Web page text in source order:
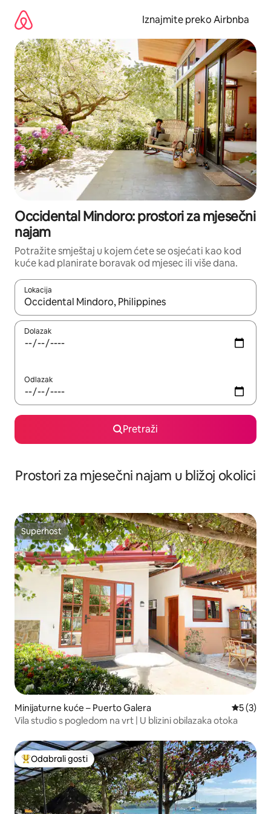
sadržaj
Iznajmite preko Airbnba
Occidental Mindoro: prostori za mjesečni
najam
Potražite smještaj u kojem ćete se osjećati kao kod
kuće kad planirate boravak od mjesec ili više dana.
Lokacija
Kada budu dostupni rezultati, moći ćete ih pregledati
Dolazak
Odlazak
Pretraži
Prostori za mjesečni najam u bližoj okolici
Superhost
Superhost
Minijaturne kuće – Puerto Galera
5 (3)
Vila studio s pogledom na vrt | U blizini obilazaka otoka
Među najviše rangiranima s oznakom „Odabrali gosti”
Odabrali gosti